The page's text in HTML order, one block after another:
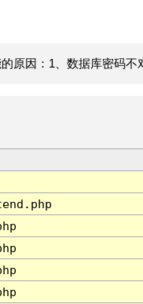
原因：1、数据库密码不